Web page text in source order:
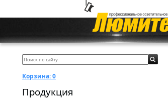
Корзина:0
Продукция